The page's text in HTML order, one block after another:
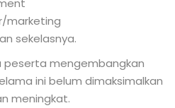
marketing
sekelasnya.
mengembangkan
ini belum dimaksimalkan
meningkat.